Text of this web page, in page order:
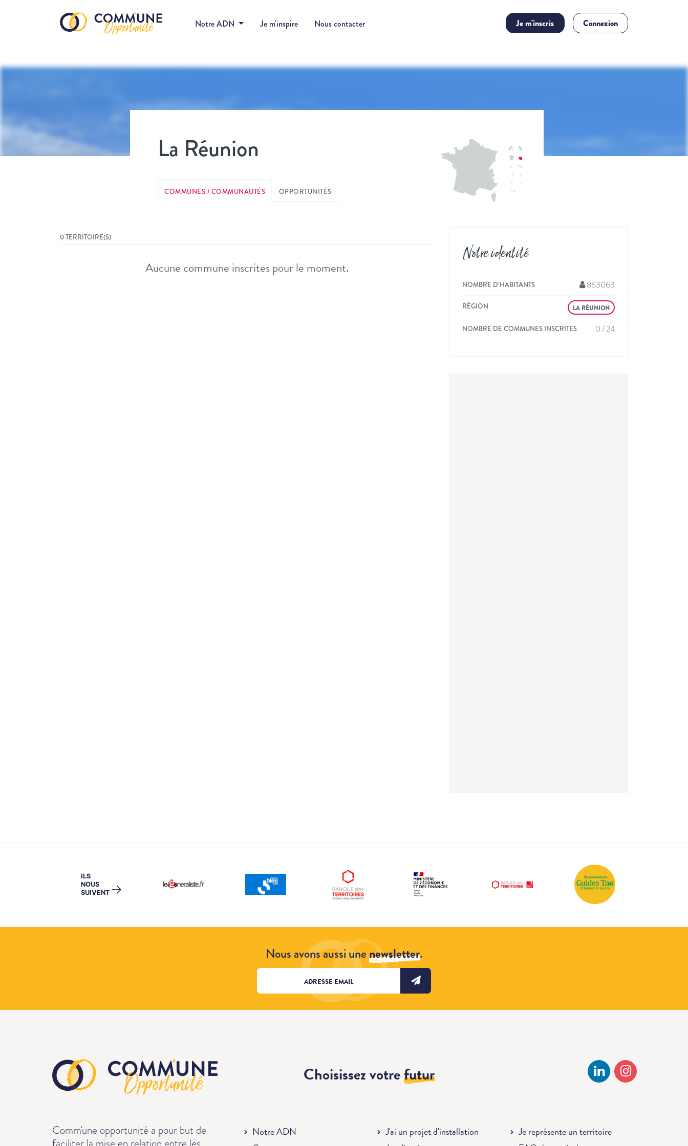
Notre ADN Je m'inspire Nous contacter Je m'inscris Connexion
La Réunion
COMMUNES / COMMUNAUTÉS OPPORTUNITÉS
0 TERRITOIRE(S)
Aucune commune inscrites pour le moment.
Notre identité
NOMBRE D’HABITANTS 863063
RÉGION LA RÉUNION
NOMBRE DE COMMUNES INSCRITES 0 / 24
ILS
NOUS
SUIVENT →
Nous avons aussi unenewsletter.
Choisissez votrefutur
Comm'une opportunité a pour but de
Notre ADN
J'ai un projet d'installation
Je représente un territoire